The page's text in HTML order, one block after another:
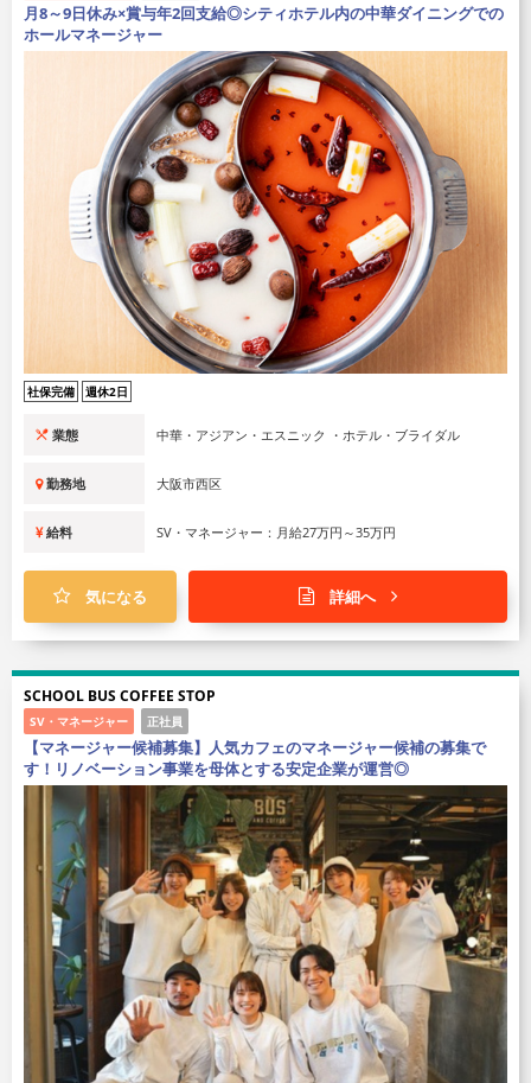
月8～9日休み×賞与年2回支給◎シティホテル内の中華ダイニングでの
ホールマネージャー
社保完備 週休2日
業態 中華・アジアン・エスニック ・ホテル・ブライダル
勤務地 大阪市西区
給料 SV・マネージャー：月給27万円～35万円
気になる 詳細へ
SCHOOL BUS COFFEE STOP
SV・マネージャー 正社員
【マネージャー候補募集】人気カフェのマネージャー候補の募集で
す！リノベーション事業を母体とする安定企業が運営◎